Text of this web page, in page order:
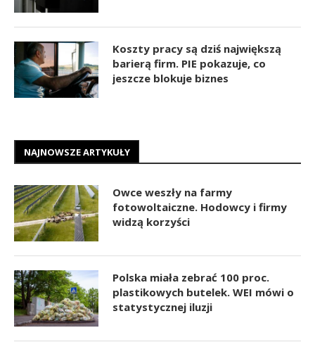
Koszty pracy są dziś największą
barierą firm. PIE pokazuje, co
jeszcze blokuje biznes
NAJNOWSZE ARTYKUŁY
Owce weszły na farmy
fotowoltaiczne. Hodowcy i firmy
widzą korzyści
Polska miała zebrać 100 proc.
plastikowych butelek. WEI mówi o
statystycznej iluzji